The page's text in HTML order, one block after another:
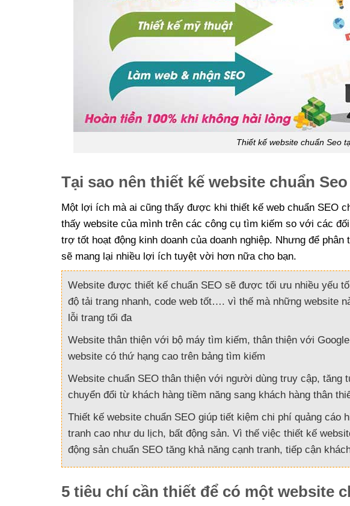
Thiết kế website chuẩn Seo
Tại sao nên thiết kế website chuẩn
Một lợi ích mà ai cũng thấy được khi thiết kế web chuẩn SEO
thấy website của mình trên các công cụ tìm kiếm so với các
trợ tốt hoạt động kinh doanh của doanh nghiệp. Nhưng để
sẽ mang lại nhiều lợi ích tuyệt vời hơn nữa cho bạn.
Website được thiết kế chuẩn SEO sẽ được tối ưu nhiều yếu
độ tải trang nhanh, code web tốt…. vì thế mà những website
lỗi trang tối đa
Website thân thiện với bộ máy tìm kiếm, thân thiện với
website có thứ hạng cao trên bảng tìm kiếm
Website chuẩn SEO thân thiện với người dùng truy cập, tăng
chuyển đổi từ khách hàng tiềm năng sang khách hàng thân
Thiết kế website chuẩn SEO giúp tiết kiệm chi phí quảng cáo
tranh cao như du lịch, bất động sản. Vì thế việc thiết kế
động sản chuẩn SEO tăng khả năng cạnh tranh, tiếp cận
5 tiêu chí cần thiết để có một website